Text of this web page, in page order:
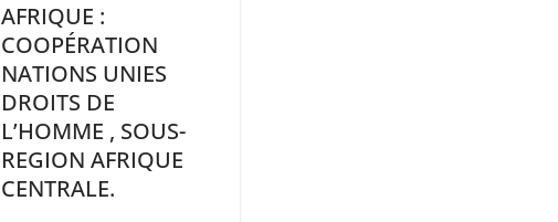
AFRIQUE :
COOPÉRATION
NATIONS UNIES
DROITS DE
L’HOMME , SOUS-
REGION AFRIQUE
CENTRALE.